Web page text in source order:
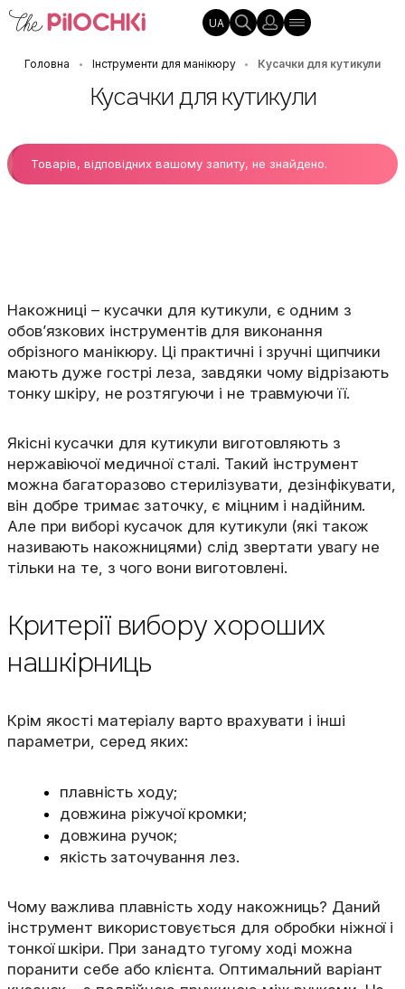
UA
Головна • Інструменти для манікюру • Кусачки для кутикули
Кусачки для кутикули
Товарів, відповідних вашому запиту, не знайдено.
Накожниці – кусачки для кутикули, є одним з
обов’язкових інструментів для виконання
обрізного манікюру. Ці практичні і зручні щипчики
мають дуже гострі леза, завдяки чому відрізають
тонку шкіру, не розтягуючи і не травмуючи її.
Якісні кусачки для кутикули виготовляють з
нержавіючої медичної сталі. Такий інструмент
можна багаторазово стерилізувати, дезінфікувати,
він добре тримає заточку, є міцним і надійним.
Але при виборі кусачок для кутикули (які також
називають накожницями) слід звертати увагу не
тільки на те, з чого вони виготовлені.
Критерії вибору хороших
нашкірниць
Крім якості матеріалу варто врахувати і інші
параметри, серед яких:
плавність ходу;
довжина ріжучої кромки;
довжина ручок;
якість заточування лез.
Чому важлива плавність ходу накожниць? Даний
інструмент використовується для обробки ніжної і
тонкої шкіри. При занадто тугому ході можна
поранити себе або клієнта. Оптимальний варіант